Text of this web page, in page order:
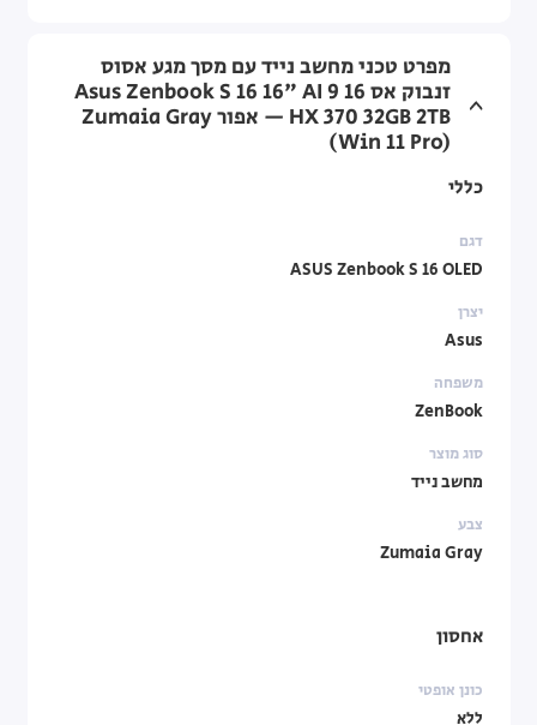
מפרט טכני מחשב נייד עם מסך מגע אסוס
זנבוק אס 16 Asus Zenbook S 16 16" AI 9
HX 370 32GB 2TB — אפור Zumaia Gray
(Win 11 Pro)
כללי
דגם
ASUS Zenbook S 16 OLED
יצרן
Asus
משפחה
ZenBook
סוג מוצר
מחשב נייד
צבע
Zumaia Gray
אחסון
כונן אופטי
ללא